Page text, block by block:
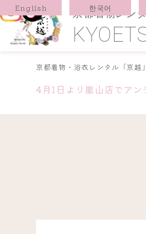
京都着物レン
English 한국어
京都着物・浴衣レンタル「京越
4月1日より嵐山店でア